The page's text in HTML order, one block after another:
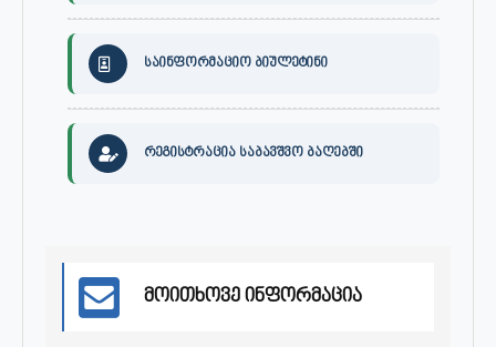
საინფორმაციო ბიულეტინი
რეგისტრაცია საბავშვო ბაღებში
მოითხოვე ინფორმაცია